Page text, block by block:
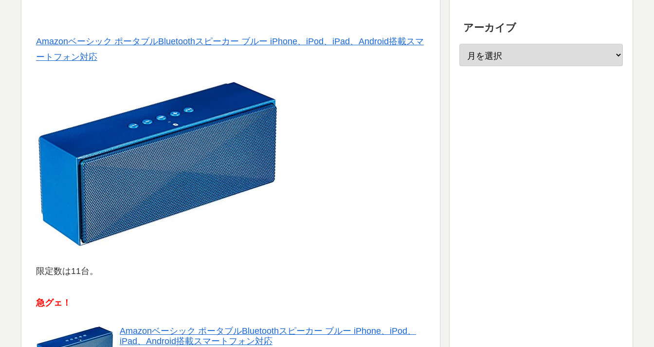
Amazonベーシック ポータブルBluetoothスピーカー ブルー iPhone、iPod、iPad、Android搭載スマ
ートフォン対応
限定数は11台。
急グェ！
Amazonベーシック ポータブルBluetoothスピーカー ブルー iPhone、iPod、
iPad、Android搭載スマートフォン対応
アーカイブ